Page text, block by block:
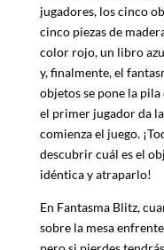
jugadores, los cinco
cinco piezas de
color rojo, un libro
y, finalmente, el
objetos se pone la
el primer jugador da
comienza el juego.
descubrir cuál es el
idéntica y atraparlo!
En Fantasma Blitz,
sobre la mesa